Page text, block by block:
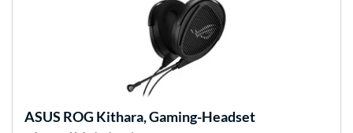
ASUS ROG Kithara, Gaming-Headset